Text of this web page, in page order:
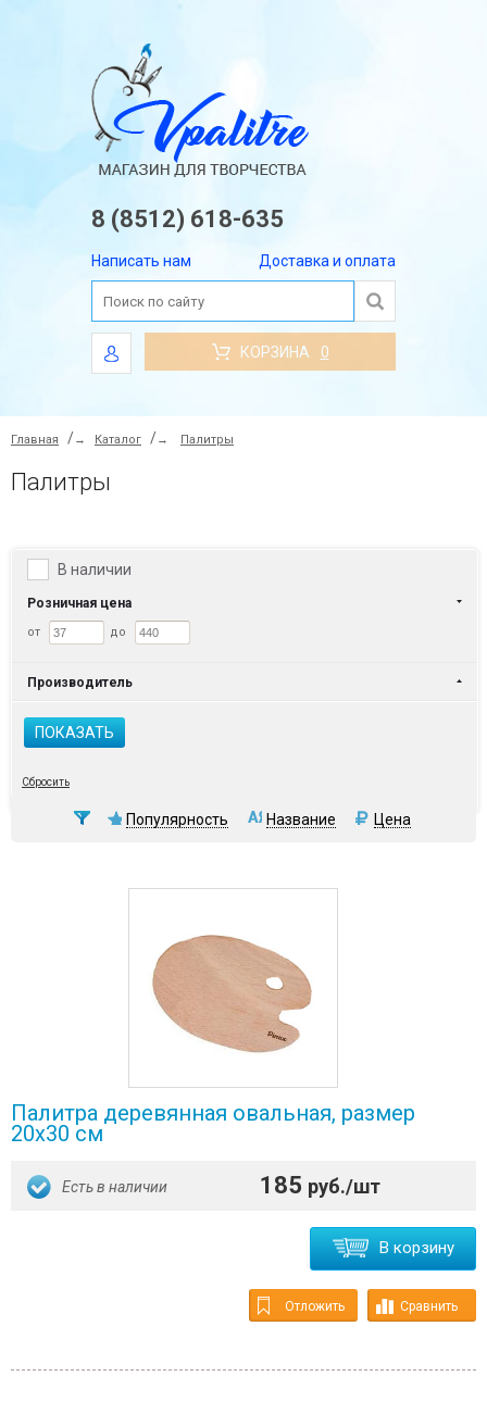
8 (8512) 618-635
Написать нам Доставка и оплата
КОРЗИНА 0
Главная → Каталог → Палитры
Палитры
В наличии
Розничная цена
от до
Производитель
ПОКАЗАТЬ
Сбросить
Популярность Название Цена
Палитра деревянная овальная, размер
20х30 см
Есть в наличии 185 руб./шт
В корзину
Отложить Сравнить